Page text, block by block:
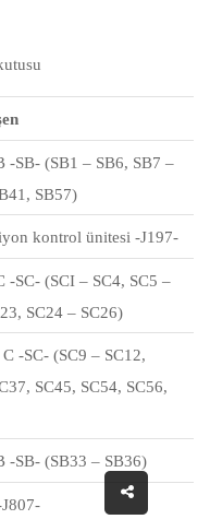
-SB- (SB1 – SB6, SB7 –
SB57)
kontrol ünitesi -J197-
-SC- (SCI – SC4, SC5 –
SC24 – SC26)
-SC- (SC9 – SC12,
SC45, SC54, SC56,
-SB- (SB33 – SB36)